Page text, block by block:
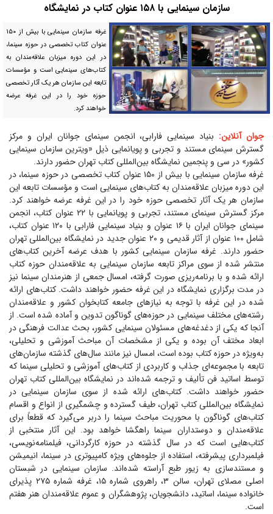
سازمان سینمایی با ۱۵۸ عنوان کتاب در نمایشگاه
غرفه سازمان سینمایی با بیش از ۱۵۰
عنوان کتاب تخصصی در حوزه سینما،
در این دوره میزبان علاقه‌مندان به
کتاب‌های سینمایی است و مؤسسات
تابعه این سازمان هر یک آثار تخصصی
حوزه خود را در این غرفه عرضه
خواهند کرد.
جوان آنلاین: بنیاد سینمایی فارابی، انجمن سینمای جوانان ایران و مرکز
گسترش سینمای مستند و تجربی و پویانمایی ذیل «ویترین سازمان سینمایی
کشور» در سی و پنجمین نمایشگاه بین‌المللی کتاب تهران حضور دارند.
غرفه سازمان سینمایی با بیش از ۱۵۰ عنوان کتاب تخصصی در حوزه سینما، در
این دوره میزبان علاقه‌مندان به کتاب‌های سینمایی است و مؤسسات تابعه این
سازمان هر یک آثار تخصصی حوزه خود را در این غرفه عرضه خواهند کرد.
مرکز گسترش سینمای مستند، تجربی و پویانمایی با ۲۲ عنوان کتاب، انجمن
سینمای جوانان ایران با ۱۶ عنوان و بنیاد سینمایی فارابی با ۱۲۰ عنوان کتاب،
شامل ۱۰۰ عنوان از آثار قدیمی و ۲۰ عنوان جدید در نمایشگاه بین‌المللی تهران
حضور دارند. غرفه سازمان سینمایی کشور با هدف عرضه آخرین کتاب‌های
منتشر شده از سوی مراکز تابعه سازمان سینمایی به علاقه‌مندان حوزه کتاب
ارائه شده و با برنامه‌ریزی صورت گرفته، امسال جمعی از هنرمندان سینما نیز
در مدت برگزاری نمایشگاه در این غرفه حضور خواهند داشت. کتاب‌های ارائه
شده در این غرفه با توجه به نیاز‌های جامعه کتابخوان کشور و علاقه‌مندان
رشته‌های مختلف سینمایی در حوزه‌های گوناگون تدوین و آماده شده است. از
آنجا که یکی از دغدغه‌های مسئولان سینمایی کشور، بحث عدالت فرهنگی در
ابعاد مختف آن بوده و یکی از مشخصات آن مباحث آموزشی و تحلیلی،
به‌ویژه در حوزه کتاب بوده است، امسال نیز مانند سال‌های گذشته سازمان‌های
تابعه با مجموعه‌ای جذاب و کاربردی از کتاب‌های آموزشی و تحلیلی سینما که
توسط اساتید فن تألیف و ترجمه شده‌اند در نمایشگاه بین‌المللی کتاب تهران
حضور خواهند داشت. کتاب‌های ارائه شده از سوی سازمان سینمایی در
نمایشگاه بین‌المللی کتاب تهران، طیف گسترده و چشمگیری از انواع و اقسام
کتاب‌های گوناگون با محوریت مباحث سینما را دربر می‌گیرد که قطعاً برای
علاقه‌مندان و دوستداران سینما راهگشا خواهد بود. این آثار منتخبی از
کتاب‌هایی است که در سال گذشته در حوزه کارگردانی، فیلمنامه‌نویسی،
فیلمبرداری پیشرفته، استفاده از جلوه‌های ویژه کامپیوتری در سینما، انیمیشن
و مستند‌سازی به زیور طبع آراسته شده‌اند. سازمان سینمایی در شبستان
اصلی مصلای تهران، سالن ۳، راهروی شماره ۱۵، غرفه شماره ۲۷۵ پذیرای
خانواده سینما، اساتید، دانشجویان، پژوهشگران و عموم علاقه‌مندان هنر هفتم
است.